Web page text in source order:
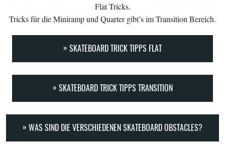
Flat Tricks.
Tricks für die Miniramp und Quarter gibt’s im Transition Bereich.
SKATEBOARD TRICK TIPPS FLAT
SKATEBOARD TRICK TIPPS TRANSITION
WAS SIND DIE VERSCHIEDENEN SKATEBOARD OBSTACLES?